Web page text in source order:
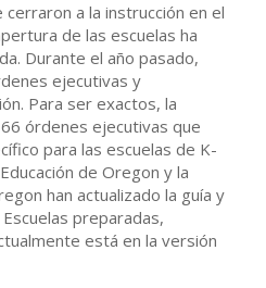
a la instrucción en el
de las escuelas ha
Durante el año pasado,
ejecutivas y
Para ser exactos, la
órdenes ejecutivas que
para las escuelas de K-
de Oregon y la
han actualizado la guía y
preparadas,
está en la versión